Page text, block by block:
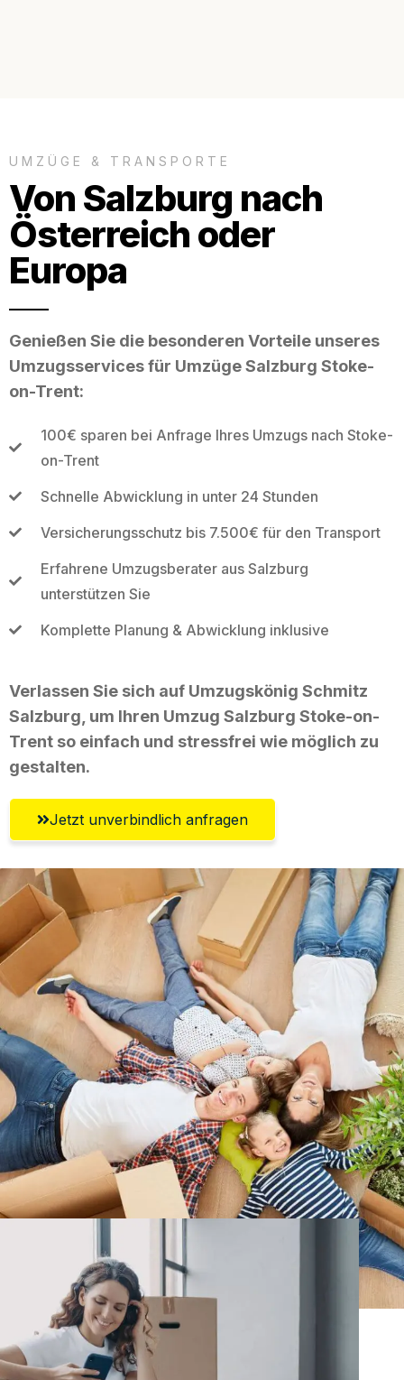
UMZÜGE & TRANSPORTE
Von Salzburg nach
Österreich oder
Europa
Genießen Sie die besonderen Vorteile unseres
Umzugsservices für Umzüge Salzburg Stoke-
on-Trent:
100€ sparen bei Anfrage Ihres Umzugs nach Stoke-
on-Trent
Schnelle Abwicklung in unter 24 Stunden
Versicherungsschutz bis 7.500€ für den Transport
Erfahrene Umzugsberater aus Salzburg
unterstützen Sie
Komplette Planung & Abwicklung inklusive
Verlassen Sie sich auf Umzugskönig Schmitz
Salzburg, um Ihren Umzug Salzburg Stoke-on-
Trent so einfach und stressfrei wie möglich zu
gestalten.
Jetzt unverbindlich anfragen